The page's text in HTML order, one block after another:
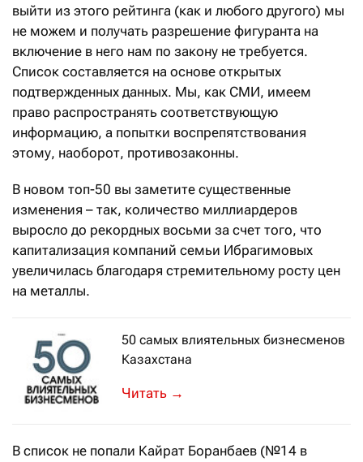
выйти из этого рейтинга (как и любого другого) мы
не можем и получать разрешение фигуранта на
включение в него нам по закону не требуется.
Список составляется на основе открытых
подтвержденных данных. Мы, как СМИ, имеем
право распространять соответствующую
информацию, а попытки воспрепятствования
этому, наоборот, противозаконны.
В новом топ-50 вы заметите существенные
изменения – так, количество миллиардеров
выросло до рекордных восьми за счет того, что
капитализация компаний семьи Ибрагимовых
увеличилась благодаря стремительному росту цен
на металлы.
50 самых влиятельных бизнесменов
Казахстана
За 10 лет состав участников топ-
→
В список не попали Кайрат Боранбаев (№14 в